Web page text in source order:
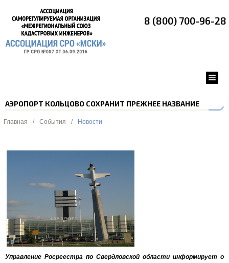
8 (800) 700-96-28
АЭРОПОРТ КОЛЬЦОВО СОХРАНИТ ПРЕЖНЕЕ НАЗВАНИЕ
Главная / События / Новости
Управление Росреестра по Свердловской области информирует о